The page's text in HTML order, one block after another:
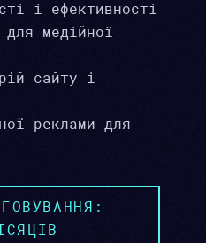
і ефективності
для медійної
сайту і
реклами для